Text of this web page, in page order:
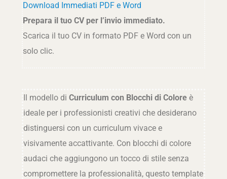
Download Immediati PDF e Word
Prepara il tuo CV per l’invio immediato.
Scarica il tuo CV in formato PDF e Word con un
solo clic.
Il modello di Curriculum con Blocchi di Coloreè
ideale per i professionisti creativi che desiderano
distinguersi con un curriculum vivace e
visivamente accattivante. Con blocchi di colore
audaci che aggiungono un tocco di stile senza
compromettere la professionalità, questo template